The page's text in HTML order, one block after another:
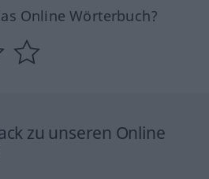
Online Wörterbuch?
zu unseren Online